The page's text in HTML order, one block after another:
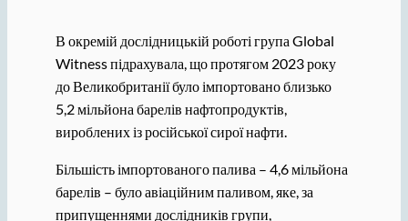
В окремій дослідницькій роботі група Global
Witness підрахувала, що протягом 2023 року
до Великобританії було імпортовано близько
5,2 мільйона барелів нафтопродуктів,
вироблених із російської сирої нафти.
Більшість імпортованого палива – 4,6 мільйона
барелів – було авіаційним паливом, яке, за
припущеннями дослідників групи,